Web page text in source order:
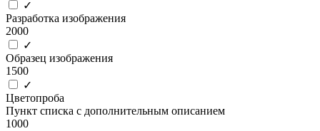
✓
Разработка изображения
2000
✓
Образец изображения
1500
✓
Цветопроба
Пункт списка с дополнительным описанием
1000